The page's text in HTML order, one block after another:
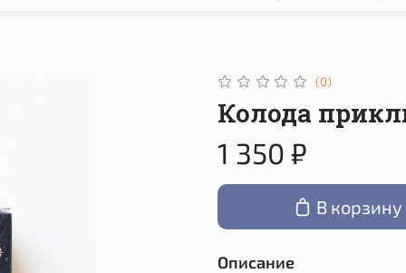
(0)
Колода
1 350 ₽
В корзину
Описание